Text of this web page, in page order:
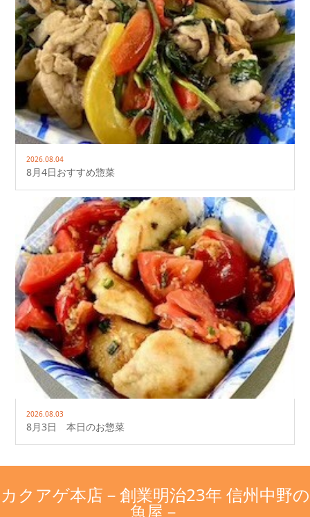
2026.08.04
8月4日おすすめ惣菜
2026.08.03
8月3日 本日のお惣菜
カクアゲ本店－創業明治23年 信州中野の
魚屋－